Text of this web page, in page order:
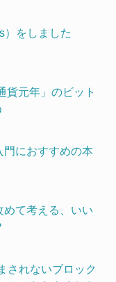
）をしました
貨元年」のビット
門におすすめの本
めて考える、いい
されないブロック